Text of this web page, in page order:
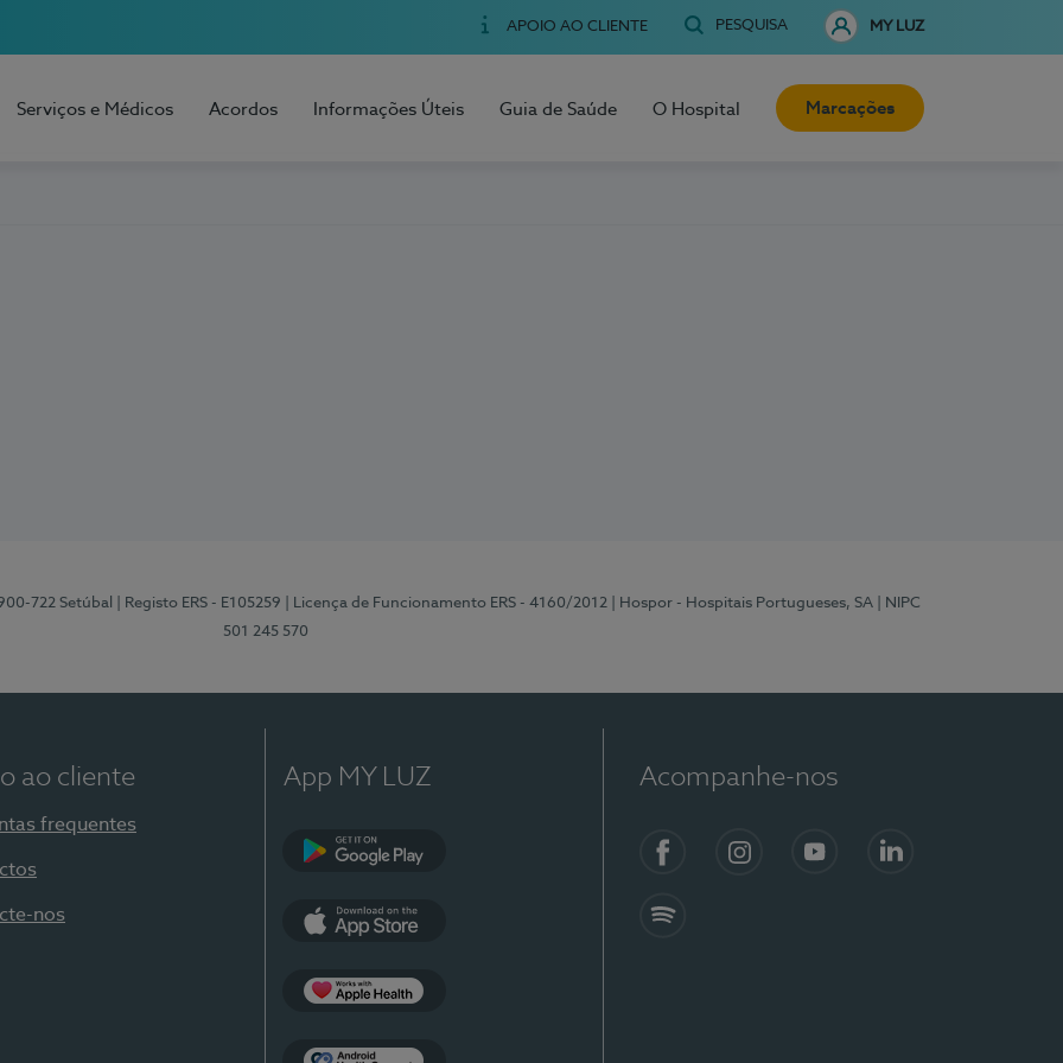
APOIO AO CLIENTE PESQUISA MY LUZ
Serviços e Médicos Acordos Informações Úteis Guia de Saúde O Hospital Marcações
722 Setúbal | Registo ERS - E105259 | Licença de Funcionamento ERS - 4160/2012 | Hospor - Hospitais Portugueses, SA
| NIPC
501 245 570
ao cliente
frequentes
nos
App MY LUZ Acompanhe-nos